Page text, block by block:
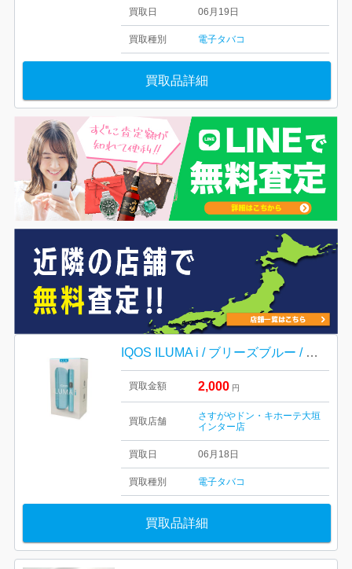
買取日 06月19日
買取種別 電子タバコ
買取品詳細
IQOS ILUMA i / ブリーズブルー / 電子タバコ / アイコス / イルマ アイ
買取金額 2,000 円
買取店舗
さすがやドン・キホーテ大垣
インター店
買取日 06月18日
買取種別 電子タバコ
買取品詳細